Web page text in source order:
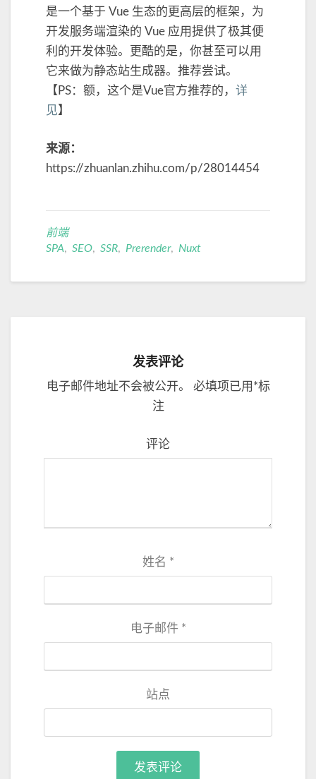
是一个基于 Vue 生态的更高层的框架，为
开发服务端渲染的 Vue 应用提供了极其便
利的开发体验。更酷的是，你甚至可以用
它来做为静态站生成器。推荐尝试。
【PS：额，这个是Vue官方推荐的， 详
见】
来源：
https://zhuanlan.zhihu.com/p/28014454
前端
SPA, SEO, SSR, Prerender, Nuxt
发表评论
电子邮件地址不会被公开。 必填项已用 *标
注
评论
姓名 *
电子邮件 *
站点